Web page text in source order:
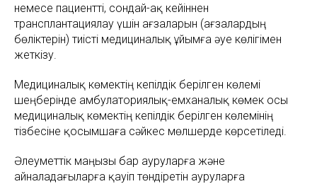
немесе пациентті, сондай-ақ кейіннен
трансплантациялау үшін ағзаларын (ағзалардың
бөліктерін) тиісті медициналық ұйымға әуе көлігімен
жеткізу.
Медициналық көмектің кепілдік берілген көлемі
шеңберінде амбулаториялық-емханалық көмек осы
медициналық көмектің кепілдік берілген көлемінің
тізбесіне қосымшаға сәйкес мөлшерде көрсетіледі.
Әлеуметтік маңызы бар ауруларға және
айналадағыларға қауіп төндіретін ауруларға